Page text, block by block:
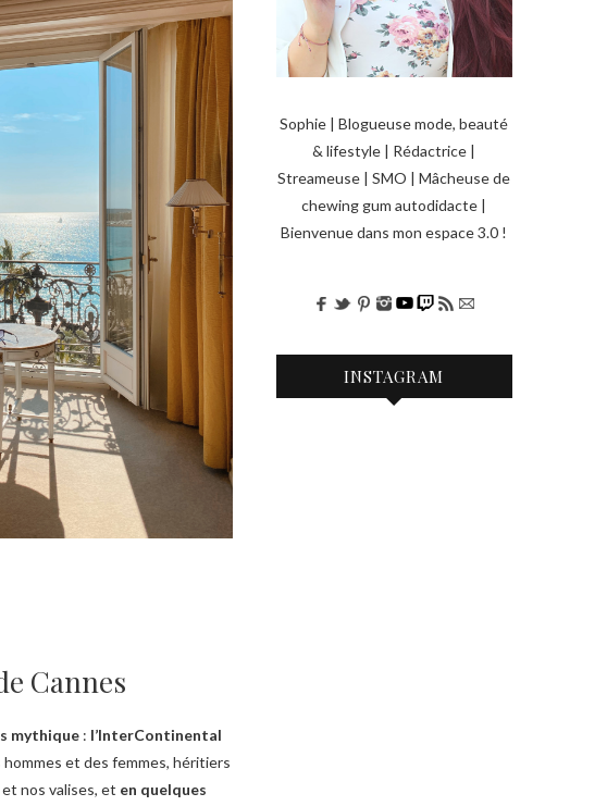
Cannes
mythique : l’InterContinental
et des femmes, héritiers
nos valises, et en quelques
Sophie | Blogueuse mode, beauté
& lifestyle | Rédactrice |
Streameuse | SMO | Mâcheuse de
chewing gum autodidacte |
Bienvenue dans mon espace 3.0 !
INSTAGRAM